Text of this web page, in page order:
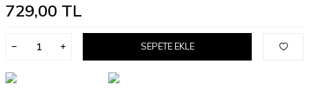
729,00 TL
SEPETE EKLE